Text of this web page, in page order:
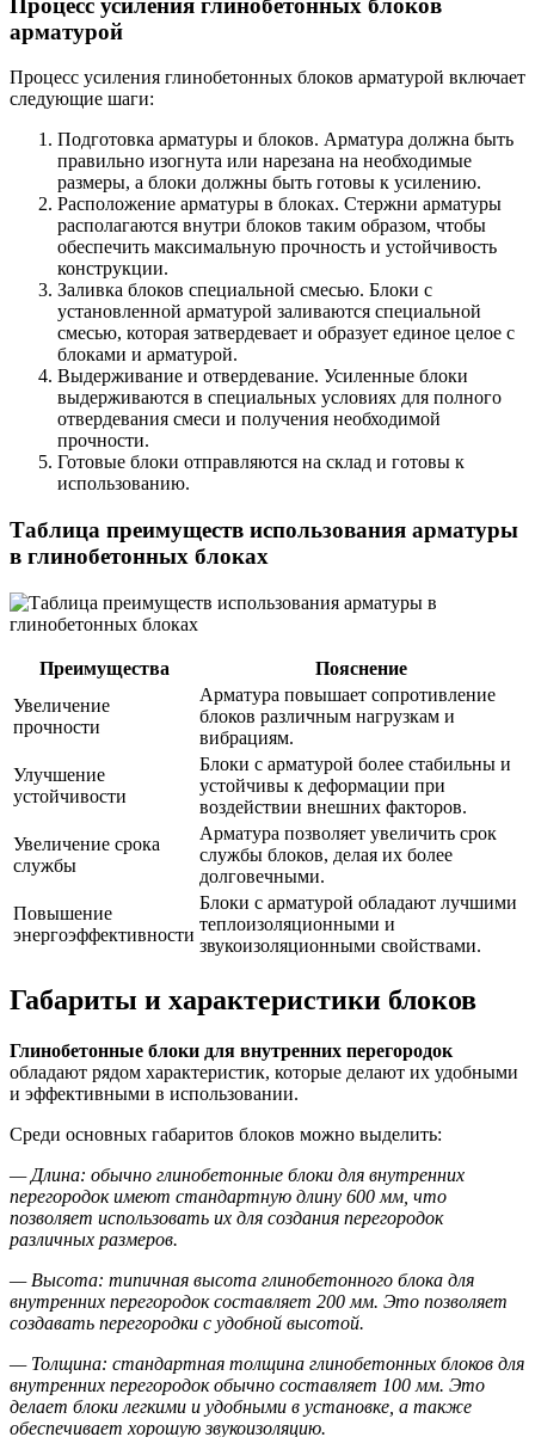
арматурой
Процесс усиления глинобетонных блоков арматурой включает
следующие шаги:
Подготовка арматуры и блоков. Арматура должна быть
правильно изогнута или нарезана на необходимые
размеры, а блоки должны быть готовы к усилению.
Расположение арматуры в блоках. Стержни арматуры
располагаются внутри блоков таким образом, чтобы
обеспечить максимальную прочность и устойчивость
конструкции.
Заливка блоков специальной смесью. Блоки с
установленной арматурой заливаются специальной
смесью, которая затвердевает и образует единое целое с
блоками и арматурой.
Выдерживание и отвердевание. Усиленные блоки
выдерживаются в специальных условиях для полного
отвердевания смеси и получения необходимой
прочности.
Готовые блоки отправляются на склад и готовы к
использованию.
Таблица преимуществ использования арматуры
в глинобетонных блоках
Преимущества
Пояснение
Увеличение
прочности
Арматура повышает сопротивление
блоков различным нагрузкам и
вибрациям.
Улучшение
устойчивости
Блоки с арматурой более стабильны и
устойчивы к деформации при
воздействии внешних факторов.
Увеличение срока
службы
Арматура позволяет увеличить срок
службы блоков, делая их более
долговечными.
Повышение
энергоэффективности
Блоки с арматурой обладают лучшими
теплоизоляционными и
звукоизоляционными свойствами.
Габариты и характеристики блоков
Глинобетонные блоки для внутренних перегородок
обладают рядом характеристик, которые делают их удобными
и эффективными в использовании.
Среди основных габаритов блоков можно выделить:
— Длина: обычно глинобетонные блоки для внутренних
перегородок имеют стандартную длину 600 мм, что
позволяет использовать их для создания перегородок
различных размеров.
— Высота: типичная высота глинобетонного блока для
внутренних перегородок составляет 200 мм. Это позволяет
создавать перегородки с удобной высотой.
— Толщина: стандартная толщина глинобетонных блоков для
внутренних перегородок обычно составляет 100 мм. Это
делает блоки легкими и удобными в установке, а также
обеспечивает хорошую звукоизоляцию.